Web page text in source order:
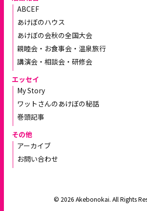
ABCEF
あけぼのハウス
あけぼの会秋の全国大会
親睦会・お食事会・温泉旅行
講演会・相談会・研修会
エッセイ
My Story
ワットさんのあけぼの秘話
巻頭記事
その他
アーカイブ
お問い合わせ
© 2026 Akebonokai. All Rights